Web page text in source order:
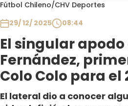
Fútbol Chileno/CHV Deportes
29/ 12/ 2025
08:44
El singular
Fernández,
Colo Colo para el
El lateral dio a conocer
Programas
Club De La Comedia
Contigo en Directo
Plan Perfecto
El Tiempo
Sabingo
Todos Los Programas